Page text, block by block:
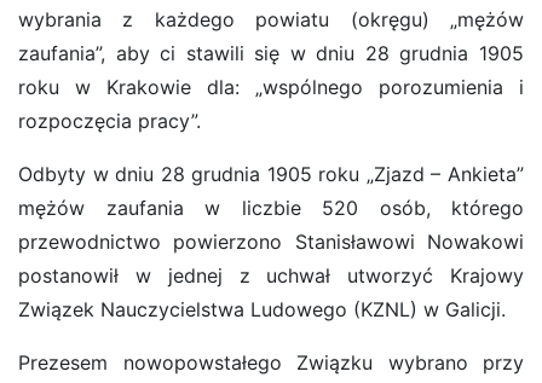
wybrania z każdego powiatu (okręgu) „mężów
zaufania”, aby ci stawili się w dniu 28 grudnia 1905
roku w Krakowie dla: „wspólnego porozumienia i
rozpoczęcia pracy”.
Odbyty w dniu 28 grudnia 1905 roku „Zjazd – Ankieta”
mężów zaufania w liczbie 520 osób, którego
przewodnictwo powierzono Stanisławowi Nowakowi
postanowił w jednej z uchwał utworzyć Krajowy
Związek Nauczycielstwa Ludowego (KZNL) w Galicji.
Prezesem nowopowstałego Związku wybrano przy